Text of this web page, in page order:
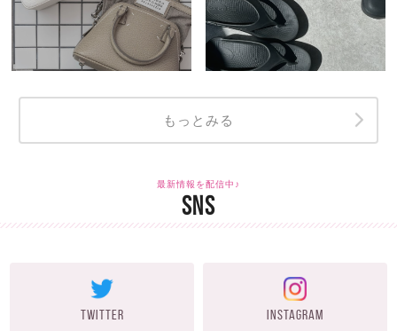
もっとみる
最新情報を配信中♪
SNS
TWITTER INSTAGRAM